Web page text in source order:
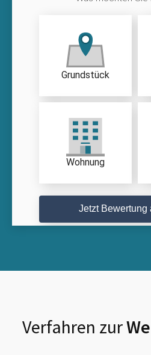
Grundstück
Wohnung
Jetzt Bewertung
Verfahren zur